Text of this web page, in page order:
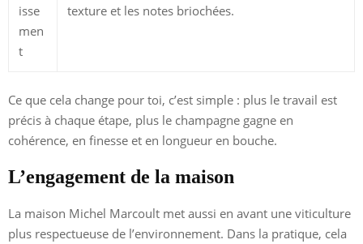
isse
men
t
texture et les notes briochées.
Ce que cela change pour toi, c’est simple : plus le travail est
précis à chaque étape, plus le champagne gagne en
cohérence, en finesse et en longueur en bouche.
L’engagement de la maison
La maison Michel Marcoult met aussi en avant une viticulture
plus respectueuse de l’environnement. Dans la pratique, cela